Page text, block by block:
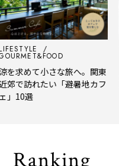
を求めて小さな旅へ。関東
郊で訪れたい「避暑地カフ
」10選